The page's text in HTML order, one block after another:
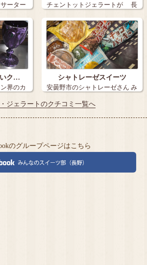
ーター
チェントットジェラートが 長
野駅MI…
いク…
界のカ
シャトレーゼスイーツ
安曇野市のシャトレーゼさん み
ジェラートのクチコミ一覧へ
のグループページはこちら